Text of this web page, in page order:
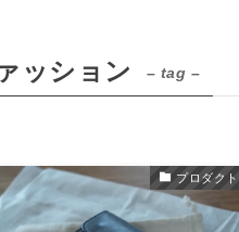
ッション – tag –
プロダクト